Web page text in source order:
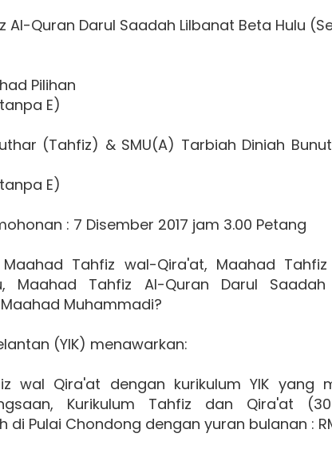
Al-Quran Darul Saadah Lilbanat Beta Hulu
Pilihan
E)
(Tahfiz) & SMU(A) Tarbiah Diniah
E)
: 7 Disember 2017 jam 3.00 Petang
Tahfiz wal-Qira'at, Maahad Tahfiz
Maahad Tahfiz Al-Quran Darul Saadah
Muhammadi?
(YIK) menawarkan:
wal Qira'at dengan kurikulum YIK yang
Kurikulum Tahfiz dan Qira'at
di Pulai Chondong dengan yuran bulanan :